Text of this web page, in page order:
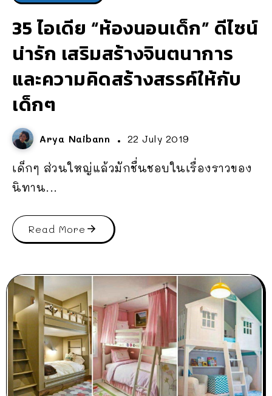
35 ไอเดีย “ห้องนอนเด็ก” ดีไซน์
น่ารัก เสริมสร้างจินตนาการ
และความคิดสร้างสรรค์ให้กับ
เด็กๆ
Arya Naibann 22 July 2019
เด็กๆ ส่วนใหญ่แล้วมักชื่นชอบในเรื่องราวของ
นิทาน...
Read More